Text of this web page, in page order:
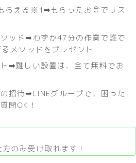
らえる※1➡︎もらったお金でリス
ッド➡︎わずか47分の作業で誰で
メソッドをプレゼント
➡︎難しい設置は、全て無料でお
招待➡︎LINEグループで、困った
問OK！
のみ受け取れます！